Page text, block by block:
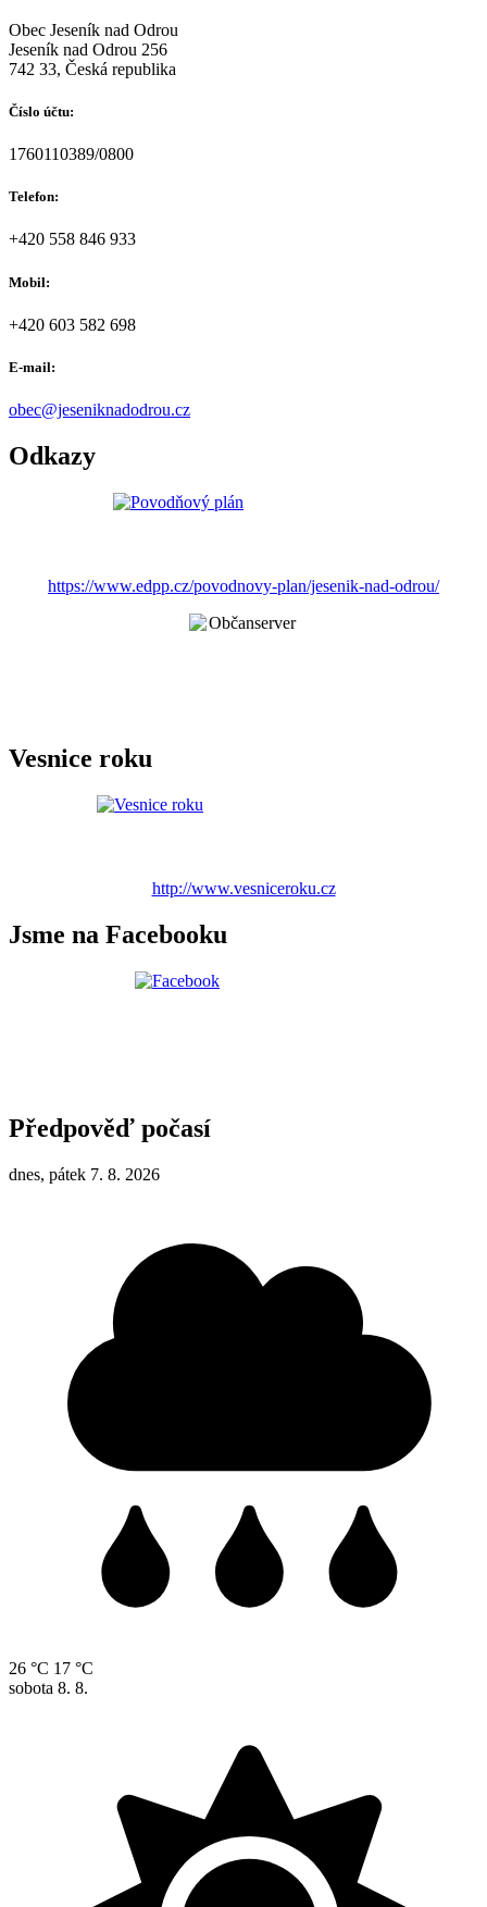
Obec Jeseník nad Odrou
Jeseník nad Odrou 256
742 33, Česká republika
Číslo účtu:
1760110389/0800
Telefon:
+420 558 846 933
Mobil:
+420 603 582 698
E-mail:
obec@jeseniknadodrou.cz
Odkazy
https://www.edpp.cz/povodnovy-plan/jesenik-nad-odrou/
Vesnice roku
http://www.vesniceroku.cz
Jsme na Facebooku
Předpověď počasí
dnes, pátek 7. 8. 2026
26 °C 17 °C
sobota 8. 8.